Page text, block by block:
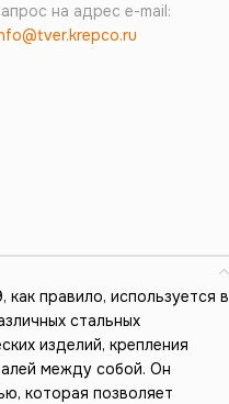
на адрес e-mail:
как правило, используется в
стальных
изделий, крепления
между собой. Он
которая позволяет